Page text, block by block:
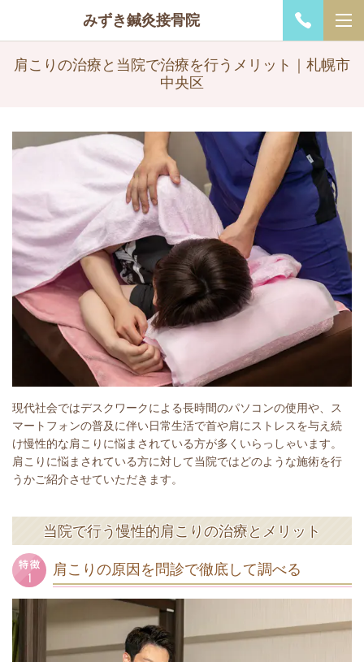
みずき鍼灸接骨院
肩こりの治療と当院で治療を行うメリット｜札幌市
中央区
現代社会ではデスクワークによる長時間のパソコンの使用や、ス
マートフォンの普及に伴い日常生活で首や肩にストレスを与え続
け慢性的な肩こりに悩まされている方が多くいらっしゃいます。
肩こりに悩まされている方に対して当院ではどのような施術を行
うかご紹介させていただきます。
当院で行う慢性的肩こりの治療とメリット
肩こりの原因を問診で徹底して調べる